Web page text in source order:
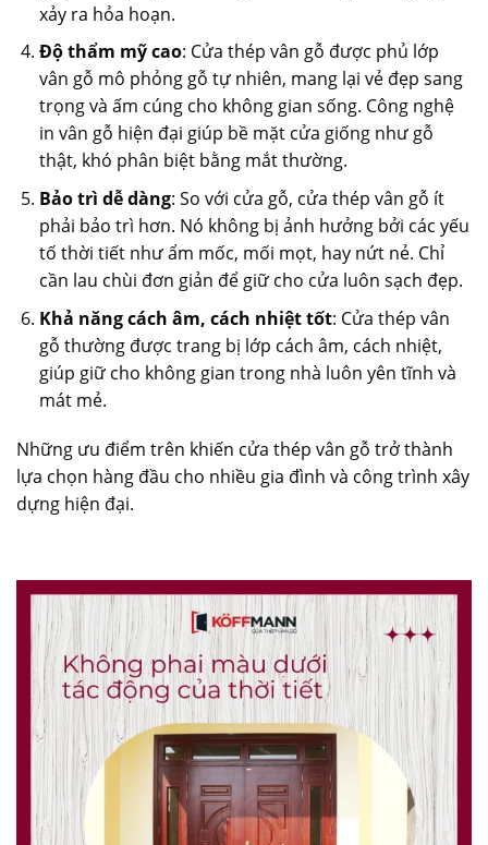
xảy ra hỏa hoạn.
Độ thẩm mỹ cao: Cửa thép vân gỗ được phủ lớp
vân gỗ mô phỏng gỗ tự nhiên, mang lại vẻ đẹp sang
trọng và ấm cúng cho không gian sống. Công nghệ
in vân gỗ hiện đại giúp bề mặt cửa giống như gỗ
thật, khó phân biệt bằng mắt thường.
Bảo trì dễ dàng: So với cửa gỗ, cửa thép vân gỗ ít
phải bảo trì hơn. Nó không bị ảnh hưởng bởi các yếu
tố thời tiết như ẩm mốc, mối mọt, hay nứt nẻ. Chỉ
cần lau chùi đơn giản để giữ cho cửa luôn sạch đẹp.
Khả năng cách âm, cách nhiệt tốt: Cửa thép vân
gỗ thường được trang bị lớp cách âm, cách nhiệt,
giúp giữ cho không gian trong nhà luôn yên tĩnh và
mát mẻ.
Những ưu điểm trên khiến cửa thép vân gỗ trở thành
lựa chọn hàng đầu cho nhiều gia đình và công trình xây
dựng hiện đại.